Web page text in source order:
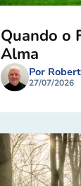
Quando o
Alma
Por
27/07/2026